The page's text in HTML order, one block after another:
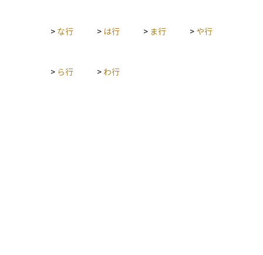
> な行 > は行 > ま行 > や行
> ら行 > わ行